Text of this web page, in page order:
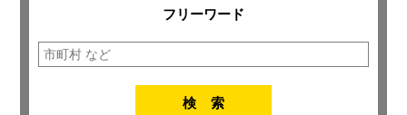
フリーワード